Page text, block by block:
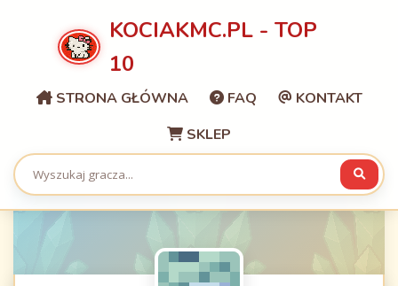
KOCIAKMC.PL - TOP
10
STRONA GŁÓWNA FAQ
KONTAKT
SKLEP